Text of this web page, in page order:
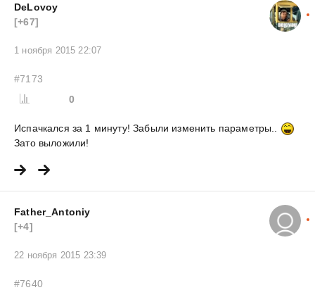
DeLovoy
[+67]
1 ноября 2015 22:07
#7173
0
Испачкался за 1 минуту! Забыли изменить параметры..
Зато выложили!
Father_Antoniy
[+4]
22 ноября 2015 23:39
#7640